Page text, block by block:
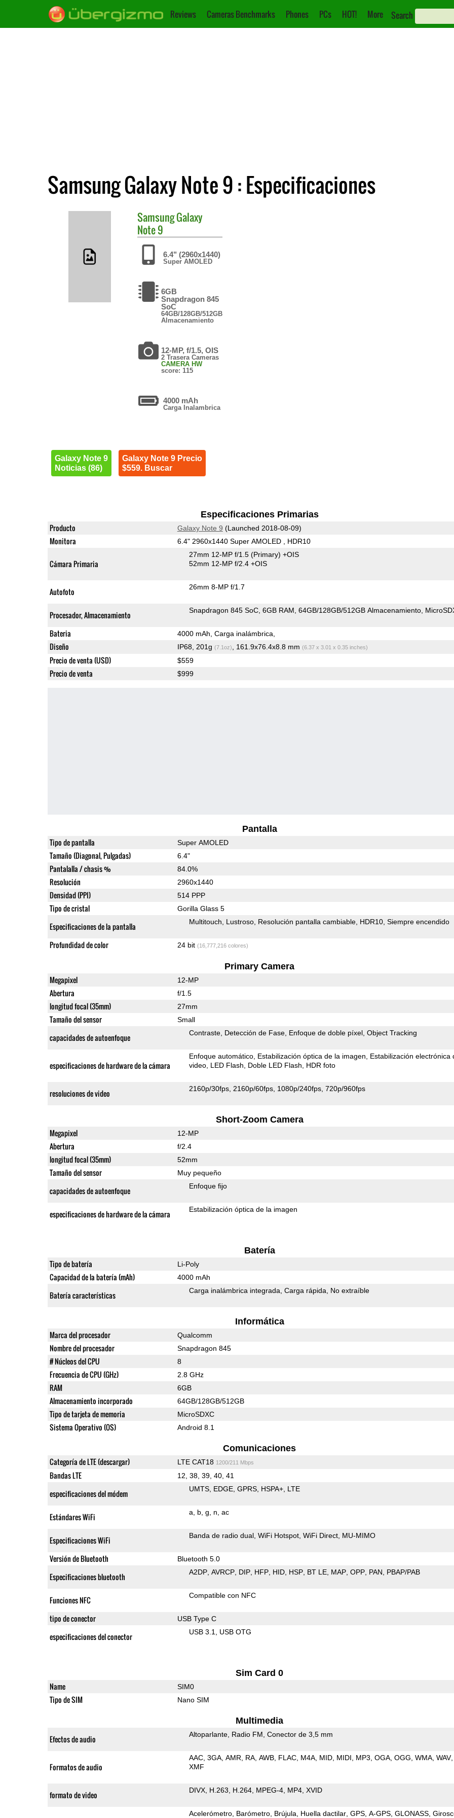
Reviews Cameras Benchmarks Phones PCs HOT! More Search
Samsung Galaxy Note 9 : Especificaciones
SamsungGalaxy
Note 9
6.4" (2960x1440)
Super AMOLED
6GB
Snapdragon 845
SoC
64GB/128GB/512GB
Almacenamiento
12-MP, f/1.5, OIS
2 Trasera Cameras
CAMERA HW
score: 115
4000 mAh
Carga Inalambrica
Galaxy Note 9
Noticias (86)
Galaxy Note 9 Precio
$559. Buscar
Especificaciones Primarias
Producto Galaxy Note 9 (Launched 2018-08-09)
Monitora 6.4" 2960x1440 Super AMOLED , HDR10
Cámara Primaria
27mm 12-MP f/1.5 (Primary) +OIS
52mm 12-MP f/2.4 +OIS
Autofoto 26mm 8-MP f/1.7
Procesador, Almacenamiento Snapdragon 845 SoC 6GB RAM 64GB/128GB/512GB Almacenamiento
Bateria 4000 mAh, Carga inalámbrica,
Diseño IP68, 201g (7.1oz) , 161.9x76.4x8.8 mm (6.37 x 3.01 x 0.35 inches)
Precio de venta (USD) $559
Precio de venta $999
Pantalla
Tipo de pantalla Super AMOLED
Tamaño (Diagonal, Pulgadas) 6.4"
Pantalalla / chasis % 84.0%
Resolución 2960x1440
Densidad (PPI) 514 PPP
Tipo de cristal Gorilla Glass 5
Especificaciones de la pantalla Multitouch Lustroso Resolución pantalla cambiable HDR10 Siempre encendido
Profundidad de color 24 bit (16,777,216 colores)
Primary Camera
Megapixel 12-MP
Abertura f/1.5
longitud focal (35mm) 27mm
Tamaño del sensor Small
capacidades de autoenfoque Contraste Detección de Fase Enfoque de doble píxel Object Tracking
especificaciones de hardware de la cámara
Enfoque automático Estabilización óptica de la imagen
Estabilización electrónica
video LED Flash Doble LED Flash HDR foto
resoluciones de video 2160p/30fps 2160p/60fps 1080p/240fps 720p/960fps
Short-Zoom Camera
Megapixel 12-MP
Abertura f/2.4
longitud focal (35mm) 52mm
Tamaño del sensor Muy pequeño
capacidades de autoenfoque Enfoque fijo
especificaciones de hardware de la cámara Estabilización óptica de la imagen
Batería
Tipo de batería Li-Poly
Capacidad de la batería (mAh) 4000 mAh
Batería características Carga inalámbrica integrada Carga rápida No extraíble
Informática
Marca del procesador Qualcomm
Nombre del procesador Snapdragon 845
# Núcleos del CPU 8
Frecuencia de CPU (GHz) 2.8 GHz
RAM 6GB
Almacenamiento incorporado 64GB/128GB/512GB
Tipo de tarjeta de memoria MicroSDXC
Sistema Operativo (OS) Android 8.1
Comunicaciones
Categoría de LTE (descargar) LTE CAT18 1200/211 Mbps
Bandas LTE 12, 38, 39, 40, 41
especificaciones del módem UMTS EDGE GPRS HSPA+ LTE
Estándares WiFi a b g n ac
Especificaciones WiFi Banda de radio dual WiFi Hotspot WiFi Direct MU-MIMO
Versión de Bluetooth Bluetooth 5.0
Especificaciones bluetooth A2DP AVRCP DIP HFP HID HSP BT LE MAP OPP PAN PBAP/PAB
Funciones NFC Compatible con NFC
tipo de conector USB Type C
especificaciones del conector USB 3.1 USB OTG
Sim Card 0
Name SIM0
Tipo de SIM Nano SIM
Multimedia
Efectos de audio Altoparlante Radio FM Conector de 3,5 mm
Formatos de audio
AAC 3GA AMR RA AWB FLAC M4A MID MIDI MP3 OGA OGG WMA WAV
XMF
formato de video DIVX H.263 H.264 MPEG-4 MP4 XVID
Acelerómetro Barómetro Brújula Huella dactilar GPS A-GPS GLONASS